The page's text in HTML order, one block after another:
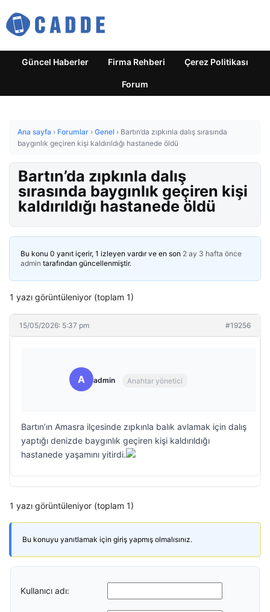
Güncel Haberler Firma Rehberi Çerez Politikası
Forum
Ana sayfa › Forumlar › Genel › Bartın’da zıpkınla dalış sırasında
baygınlık geçiren kişi kaldırıldığı hastanede öldü
Bartın’da zıpkınla dalış
sırasında baygınlık geçiren kişi
kaldırıldığı hastanede öldü
Bu konu 0 yanıt içerir, 1 izleyen vardır ve en son 2 ay 3 hafta önce
admin tarafından güncellenmiştir.
1 yazı görüntüleniyor (toplam 1)
15/05/2026: 5:37 pm #19256
A admin Anahtar yönetici
Bartın’ın Amasra ilçesinde zıpkınla balık avlamak için dalış
yaptığı denizde baygınlık geçiren kişi kaldırıldığı
hastanede yaşamını yitirdi.
1 yazı görüntüleniyor (toplam 1)
Bu konuyu yanıtlamak için giriş yapmış olmalısınız.
Kullanıcı adı: